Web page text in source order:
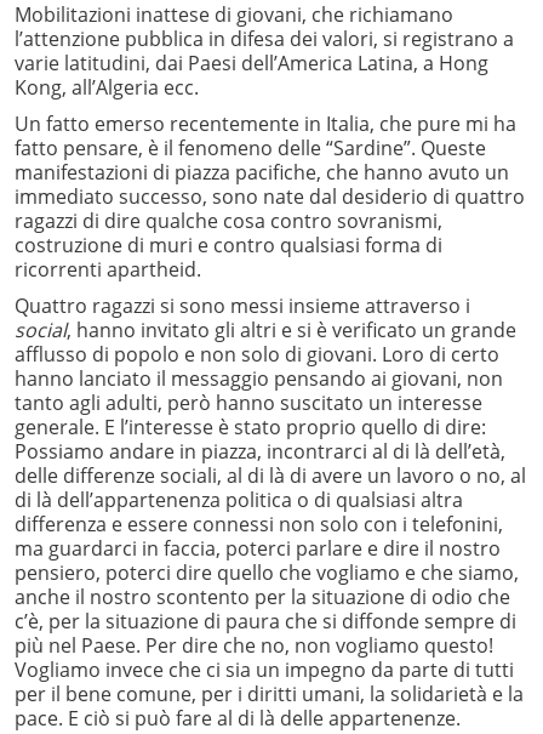
Mobilitazioni inattese di giovani, che richiamano
l’attenzione pubblica in difesa dei valori, si registrano a
varie latitudini, dai Paesi dell’America Latina, a Hong
Kong, all’Algeria ecc.
Un fatto emerso recentemente in Italia, che pure mi ha
fatto pensare, è il fenomeno delle “Sardine”. Queste
manifestazioni di piazza pacifiche, che hanno avuto un
immediato successo, sono nate dal desiderio di quattro
ragazzi di dire qualche cosa contro sovranismi,
costruzione di muri e contro qualsiasi forma di
ricorrenti apartheid.
Quattro ragazzi si sono messi insieme attraverso i
social, hanno invitato gli altri e si è verificato un grande
afflusso di popolo e non solo di giovani. Loro di certo
hanno lanciato il messaggio pensando ai giovani, non
tanto agli adulti, però hanno suscitato un interesse
generale. E l’interesse è stato proprio quello di dire:
Possiamo andare in piazza, incontrarci al di là dell’età,
delle differenze sociali, al di là di avere un lavoro o no, al
di là dell’appartenenza politica o di qualsiasi altra
differenza e essere connessi non solo con i telefonini,
ma guardarci in faccia, poterci parlare e dire il nostro
pensiero, poterci dire quello che vogliamo e che siamo,
anche il nostro scontento per la situazione di odio che
c’è, per la situazione di paura che si diffonde sempre di
più nel Paese. Per dire che no, non vogliamo questo!
Vogliamo invece che ci sia un impegno da parte di tutti
per il bene comune, per i diritti umani, la solidarietà e la
pace. E ciò si può fare al di là delle appartenenze.